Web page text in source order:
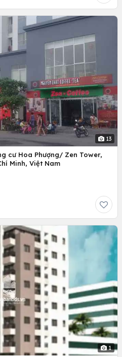
13
cư Hoa Phượng/ Zen Tower,
Minh, Việt Nam
1